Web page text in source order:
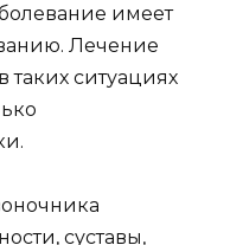
имеет
Лечение
ситуациях
суставы,